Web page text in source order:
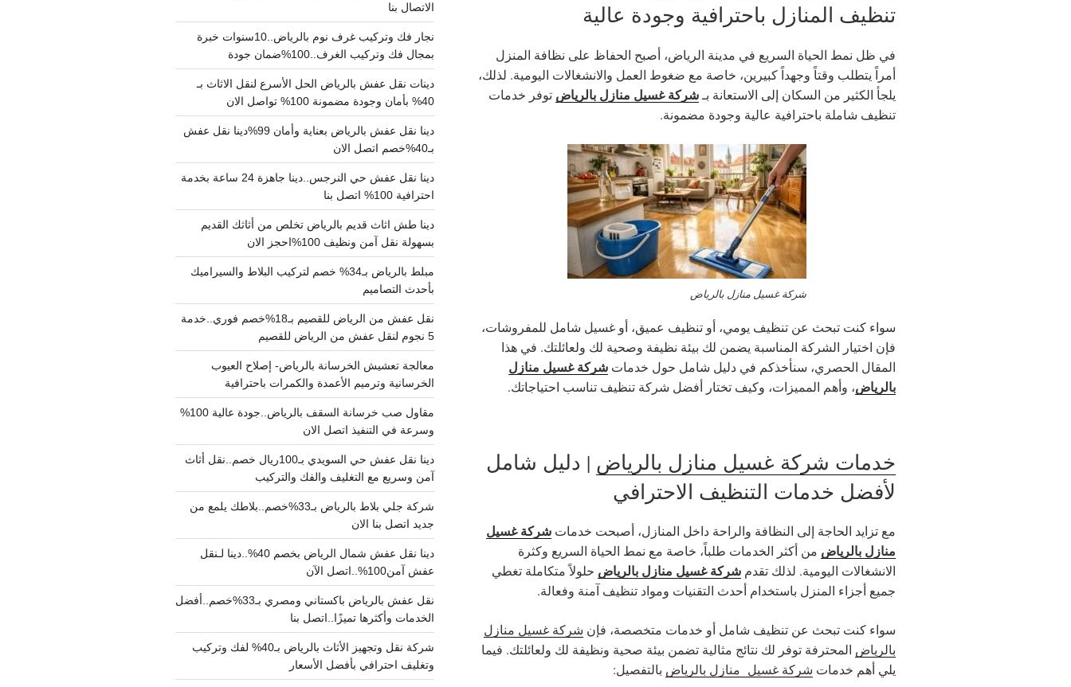
تنظيف المنازل باحترافية وجودة عالية
في ظل نمط الحياة السريع في مدينة الرياض، أصبح الحفاظ على نظافة المنزل
أمراً يتطلب وقتاً وجهداً كبيرين، خاصة مع ضغوط العمل والانشغالات اليومية. لذلك،
يلجأ الكثير من السكان إلى الاستعانة بـشركة غسيل منازل بالرياض توفر خدمات
تنظيف شاملة باحترافية عالية وجودة مضمونة.
شركة غسيل منازل بالرياض
سواء كنت تبحث عن تنظيف يومي، أو تنظيف عميق، أو غسيل شامل للمفروشات،
فإن اختيار الشركة المناسبة يضمن لك بيئة نظيفة وصحية لك ولعائلتك. في هذا
المقال الحصري، سنأخذكم في دليل شامل حول خدمات شركة غسيل منازل
بالرياض، وأهم المميزات، وكيف تختار أفضل شركة تنظيف تناسب احتياجاتك.
خدمات شركة غسيل منازل بالرياض | دليل شامل
لأفضل خدمات التنظيف الاحترافي
مع تزايد الحاجة إلى النظافة والراحة داخل المنازل، أصبحت خدمات شركة غسيل
منازل بالرياض من أكثر الخدمات طلباً، خاصة مع نمط الحياة السريع وكثرة
الانشغالات اليومية. لذلك تقدم شركة غسيل منازل بالرياض حلولاً متكاملة تغطي
جميع أجزاء المنزل باستخدام أحدث التقنيات ومواد تنظيف آمنة وفعالة.
سواء كنت تبحث عن تنظيف شامل أو خدمات متخصصة، فإن شركة غسيل منازل
بالرياض المحترفة توفر لك نتائج مثالية تضمن بيئة صحية ونظيفة لك ولعائلتك. فيما
يلي أهم خدمات شركة غسيل منازل بالرياض بالتفصيل:
الاتصال بنا
نجار فك وتركيب غرف نوم بالرياض..10سنوات خبرة
بمجال فك وتركيب الغرف..100%ضمان جودة
دينات نقل عفش بالرياض الحل الأسرع لنقل الاثاث بـ
40% بأمان وجودة مضمونة 100% تواصل الان
دينا نقل عفش بالرياض بعناية وأمان 99%دينا نقل عفش
بـ40%خصم اتصل الان
دينا نقل عفش حي النرجس..دينا جاهزة 24 ساعة بخدمة
احترافية 100% اتصل بنا
دينا طش اثاث قديم بالرياض تخلص من أثاثك القديم
بسهولة نقل آمن ونظيف 100%احجز الان
مبلط بالرياض بـ34% خصم لتركيب البلاط والسيراميك
بأحدث التصاميم
نقل عفش من الرياض للقصيم بـ18%خصم فوري..خدمة
5 نجوم لنقل عفش من الرياض للقصيم
معالجة تعشيش الخرسانة بالرياض- إصلاح العيوب
الخرسانية وترميم الأعمدة والكمرات باحترافية
مقاول صب خرسانة السقف بالرياض..جودة عالية 100%
وسرعة في التنفيذ اتصل الان
دينا نقل عفش حي السويدي بـ100ريال خصم..نقل أثاث
آمن وسريع مع التغليف والفك والتركيب
شركة جلي بلاط بالرياض بـ33%خصم..بلاطك يلمع من
جديد اتصل بنا الان
دينا نقل عفش شمال الرياض بخصم 40%..دينا لـنقل
عفش آمن100%..اتصل الآن
نقل عفش بالرياض باكستاني ومصري بـ33%خصم..أفضل
الخدمات وأكثرها تميزًا..اتصل بنا
شركة نقل وتجهيز الأثاث بالرياض بـ40% لفك وتركيب
وتغليف احترافي بأفضل الأسعار